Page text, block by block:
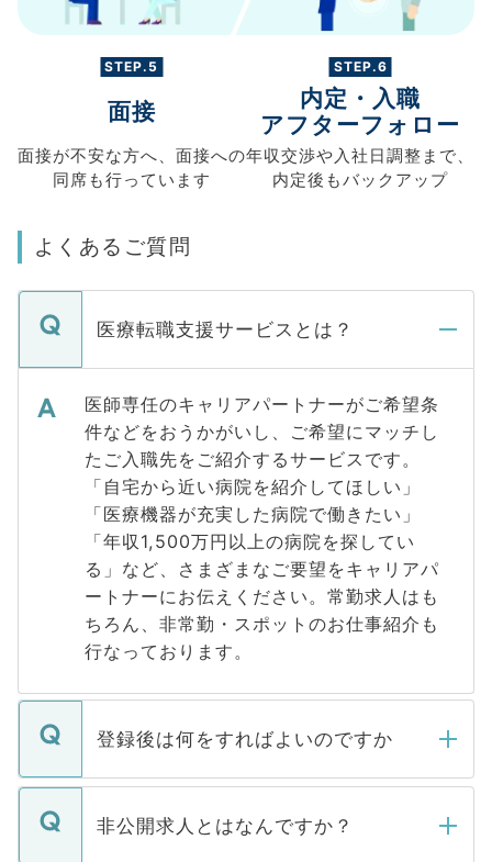
STEP.5
面接
面接が不安な方へ、 面接への
同席も行っています
STEP.6
内定・入職
アフターフォロー
年収交渉や入社日調整まで、
内定後もバックアップ
よくあるご質問
医療転職支援サービスとは？
医師専任のキャリアパートナーがご希望条
件などをおうかがいし、ご希望にマッチし
たご入職先をご紹介するサービスです。
「自宅から近い病院を紹介してほしい」
「医療機器が充実した病院で働きたい」
「年収1,500万円以上の病院を探してい
る」など、さまざまなご要望をキャリアパ
ートナーにお伝えください。常勤求人はも
ちろん、非常勤・スポットのお仕事紹介も
行なっております。
登録後は何をすればよいのですか
ご登録いただきましたら、弊社担当者がご
登録内容を確認し、その後メールもしくは
非公開求人とはなんですか？